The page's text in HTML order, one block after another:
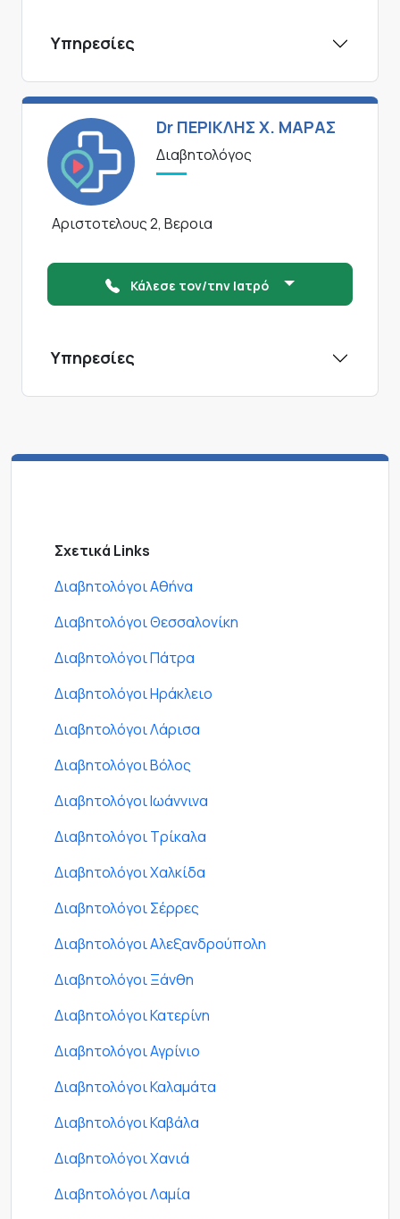
Υπηρεσίες
Dr ΠΕΡΙΚΛΗΣ Χ. ΜΑΡΑΣ
Διαβητολόγος
Αριστοτελους 2, Βεροια
Κάλεσε τον/την Ιατρό
Υπηρεσίες
Σχετικά Links
Διαβητολόγοι Αθήνα
Διαβητολόγοι Θεσσαλονίκη
Διαβητολόγοι Πάτρα
Διαβητολόγοι Ηράκλειο
Διαβητολόγοι Λάρισα
Διαβητολόγοι Βόλος
Διαβητολόγοι Ιωάννινα
Διαβητολόγοι Τρίκαλα
Διαβητολόγοι Χαλκίδα
Διαβητολόγοι Σέρρες
Διαβητολόγοι Αλεξανδρούπολη
Διαβητολόγοι Ξάνθη
Διαβητολόγοι Κατερίνη
Διαβητολόγοι Αγρίνιο
Διαβητολόγοι Καλαμάτα
Διαβητολόγοι Καβάλα
Διαβητολόγοι Χανιά
Διαβητολόγοι Λαμία